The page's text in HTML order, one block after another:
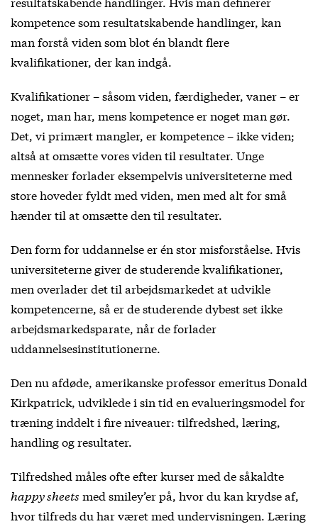
kompetence som resultatskabende handlinger, kan
man forstå viden som blot én blandt flere
kvalifikationer, der kan indgå.
Kvalifikationer – såsom viden, færdigheder, vaner – er
noget, man har, mens kompetence er noget man gør.
Det, vi primært mangler, er kompetence – ikke viden;
altså at omsætte vores viden til resultater. Unge
mennesker forlader eksempelvis universiteterne med
store hoveder fyldt med viden, men med alt for små
hænder til at omsætte den til resultater.
Den form for uddannelse er én stor misforståelse. Hvis
universiteterne giver de studerende kvalifikationer,
men overlader det til arbejdsmarkedet at udvikle
kompetencerne, så er de studerende dybest set ikke
arbejdsmarkedsparate, når de forlader
uddannelsesinstitutionerne.
Den nu afdøde, amerikanske professor emeritus Donald
Kirkpatrick, udviklede i sin tid en evalueringsmodel for
træning inddelt i fire niveauer: tilfredshed, læring,
handling og resultater.
Tilfredshed måles ofte efter kurser med de såkaldte
happy sheets med smiley’er på, hvor du kan krydse af,
hvor tilfreds du har været med undervisningen. Læring